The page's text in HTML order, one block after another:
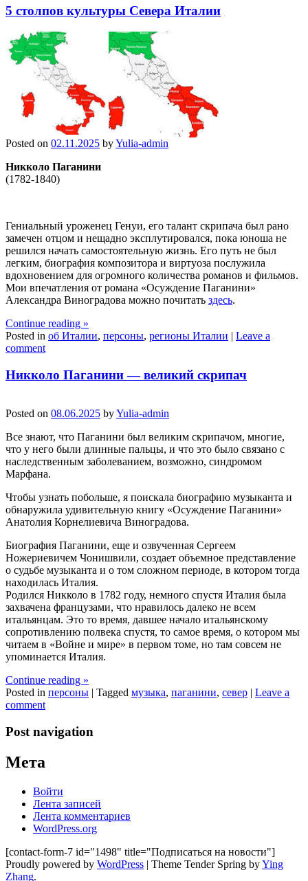
5 столпов культуры Севера Италии
Posted on 02.11.2025 byYulia-admin
Никколо Паганини
(1782-1840)
Гениальный уроженец Генуи, его талант скрипача был рано
замечен отцом и нещадно эксплутировался, пока юноша не
решился начать самостоятельную жизнь. Его путь не был
легким, биография композитора и виртуоза послужила
вдохновением для огромного количества романов и фильмов.
Мои впечатления от романа «Осуждение Паганини»
Александра Виноградова можно почитать здесь.
Continue reading »
Posted in об Италии, персоны, регионы Италии | Leave a
comment
Никколо Паганини — великий скрипач
Posted on 08.06.2025 byYulia-admin
Все знают, что Паганини был великим скрипачом, многие,
что у него были длинные пальцы, и что это было связано с
наследственным заболеванием, возможно, синдромом
Марфана.
Чтобы узнать побольше, я поискала биографию музыканта и
обнаружила удивительную книгу «Осуждение Паганини»
Анатолия Корнелиевича Виноградова.
Биография Паганини, еще и озвученная Сергеем
Ножериевичем Чонишвили, создает объемное представление
о судьбе музыканта и о том сложном периоде, в котором тогда
находилась Италия.
Родился Никколо в 1782 году, немного спустя Италия была
захвачена французами, что нравилось далеко не всем
итальянцам. Это то время, давшее начало итальянскому
сопротивлению полвека спустя, то самое время, о котором мы
читаем в «Войне и мире» в первом томе, но там совсем не
упоминается Италия.
Continue reading »
Posted in персоны | Tagged музыка, паганини, север | Leave a
comment
Post navigation
Мета
Войти
Лента записей
Лента комментариев
WordPress.org
[contact-form-7 id="1498" title="Подписаться на новости"]
Proudly powered by WordPress | Theme Tender Spring byYing
Zhang.